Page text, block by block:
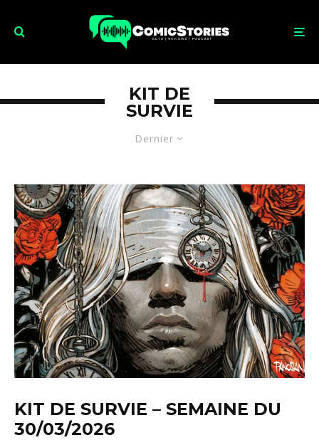
Dernier
KIT DE
SURVIE
KIT DE SURVIE – SEMAINE DU
30/03/2026